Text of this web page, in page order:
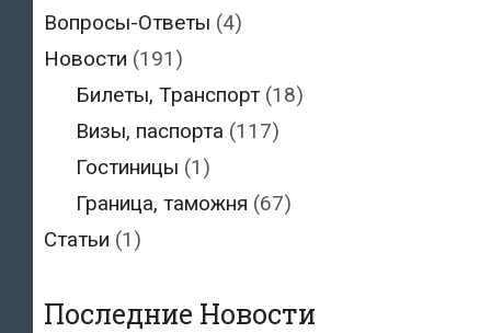
Вопросы-Ответы (4)
Новости (191)
Билеты, Транспорт(18)
Визы, паспорта (117)
Гостиницы (1)
Граница, таможня (67)
Статьи (1)
Последние Новости